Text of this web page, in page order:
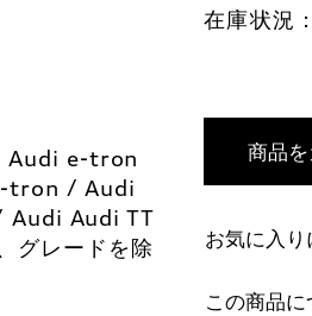
Audi e-tron
tron / Audi
Audi TT
グレードを除
在庫状況：
商品
お気に入り
この商品